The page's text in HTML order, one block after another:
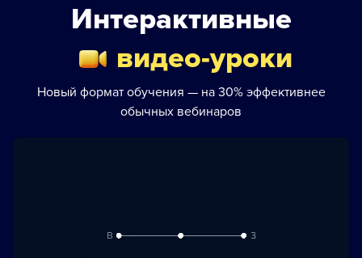
Интерактивные
видео-уроки
Новый формат обучения — на 30% эффективнее
обычных вебинаров